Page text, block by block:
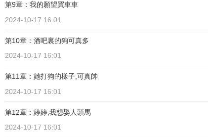
第9章：我的願望買車車
2024-10-17 16:01
第10章：酒吧裏的狗可真多
2024-10-17 16:01
第11章：她打狗的樣子,可真帥
2024-10-17 16:01
第12章：婷婷,我想娶人頭馬
2024-10-17 16:01